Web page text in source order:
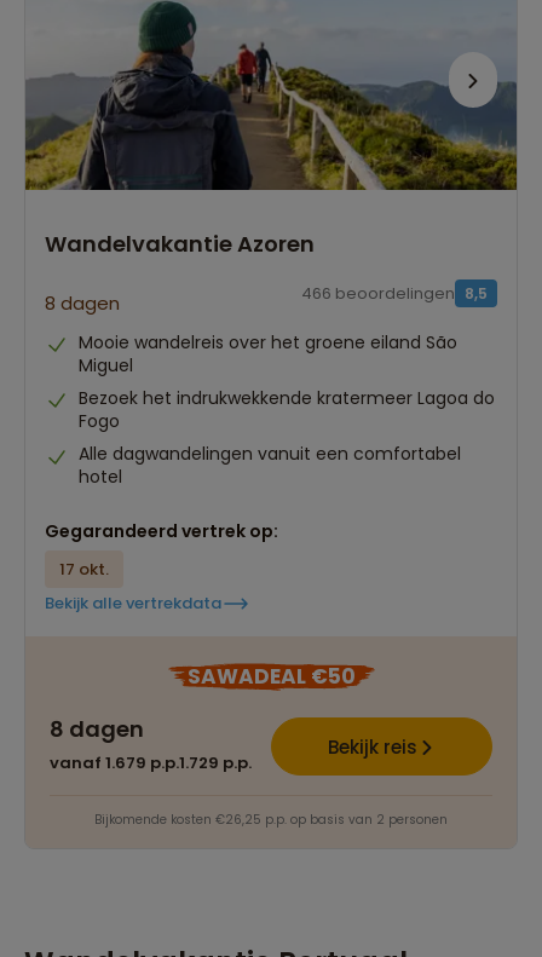
Wandelvakantie Azoren
8 dagen 8,5
466 beoordelingen
Mooie wandelreis over het groene eiland São
Miguel
Bezoek het indrukwekkende kratermeer Lagoa do
Fogo
Alle dagwandelingen vanuit een comfortabel
hotel
Gegarandeerd vertrek op:
17 okt.
Bekijk alle vertrekdata
SAWADEAL €50
8 dagen
vanaf 1.679 p.p.1.729 p.p.
Bekijk reis
Bijkomende kosten €26,25 p.p. op basis van 2 personen